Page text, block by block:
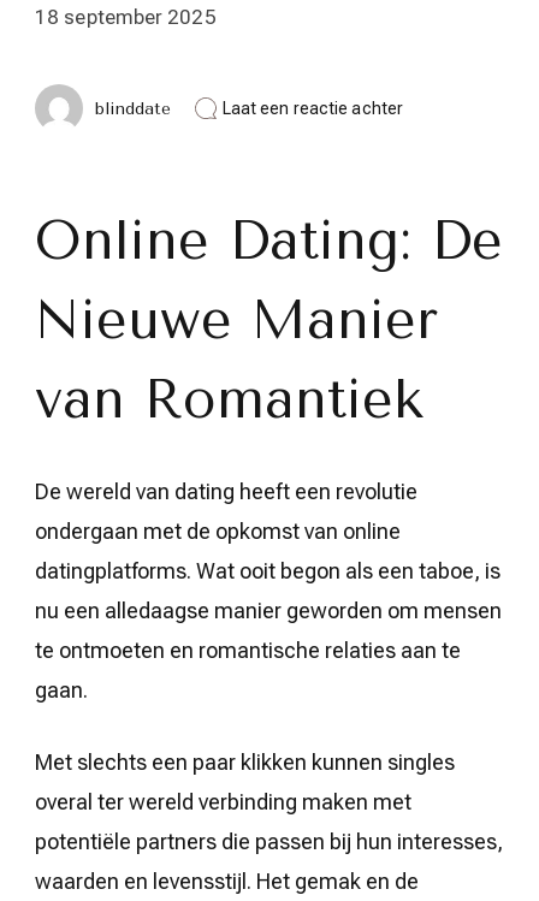
18 september 2025
blinddate Laat een reactie achterop
Nieuwe
Kansen
Online Dating: De
Nieuwe Manier
van Romantiek
De wereld van dating heeft een revolutie
ondergaan met de opkomst van online
datingplatforms. Wat ooit begon als een taboe, is
nu een alledaagse manier geworden om mensen
te ontmoeten en romantische relaties aan te
gaan.
Met slechts een paar klikken kunnen singles
overal ter wereld verbinding maken met
potentiële partners die passen bij hun interesses,
waarden en levensstijl. Het gemak en de